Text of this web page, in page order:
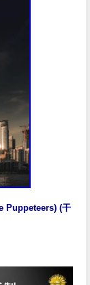
Puppeteers) (干